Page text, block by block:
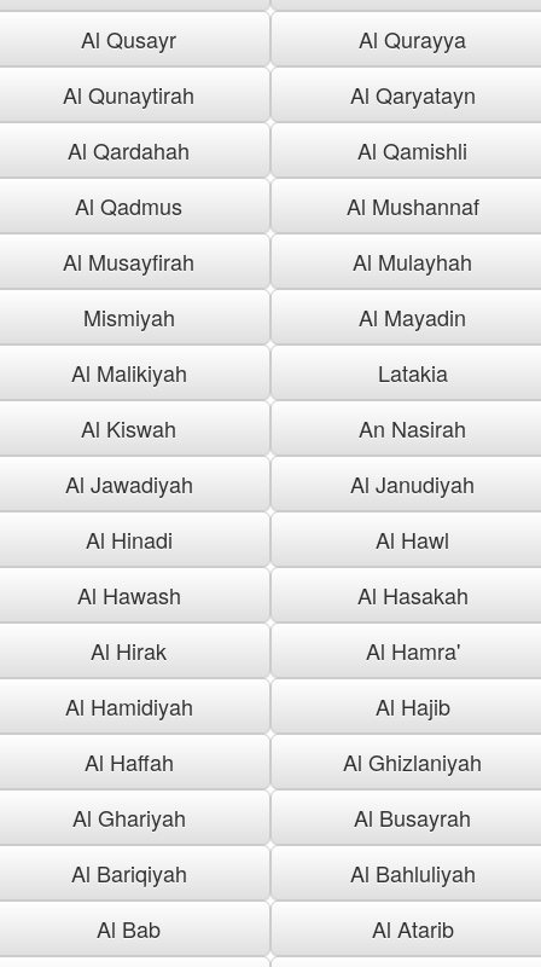
Al Qusayr
Al Qurayya
Al Qunaytirah
Al Qaryatayn
Al Qardahah
Al Qamishli
Al Qadmus
Al Mushannaf
Al Musayfirah
Al Mulayhah
Mismiyah
Al Mayadin
Al Malikiyah
Latakia
Al Kiswah
An Nasirah
Al Jawadiyah
Al Janudiyah
Al Hinadi
Al Hawl
Al Hawash
Al Hasakah
Al Hirak
Al Hamra'
Al Hamidiyah
Al Hajib
Al Haffah
Al Ghizlaniyah
Al Ghariyah
Al Busayrah
Al Bariqiyah
Al Bahluliyah
Al Bab
Al Atarib